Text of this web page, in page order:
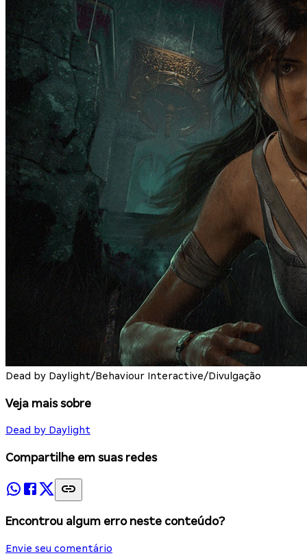
Dead by Daylight/Behaviour Interactive/Divulgação
Veja mais sobre
Dead by Daylight
Compartilhe em suas redes
Encontrou algum erro neste conteúdo?
Envie seu comentário